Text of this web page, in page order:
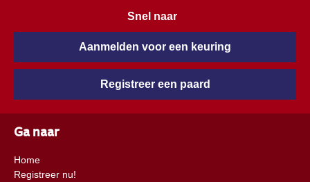
Snel naar
Aanmelden voor een keuring
Registreer een paard
Ga naar
Home
Registreer nu!